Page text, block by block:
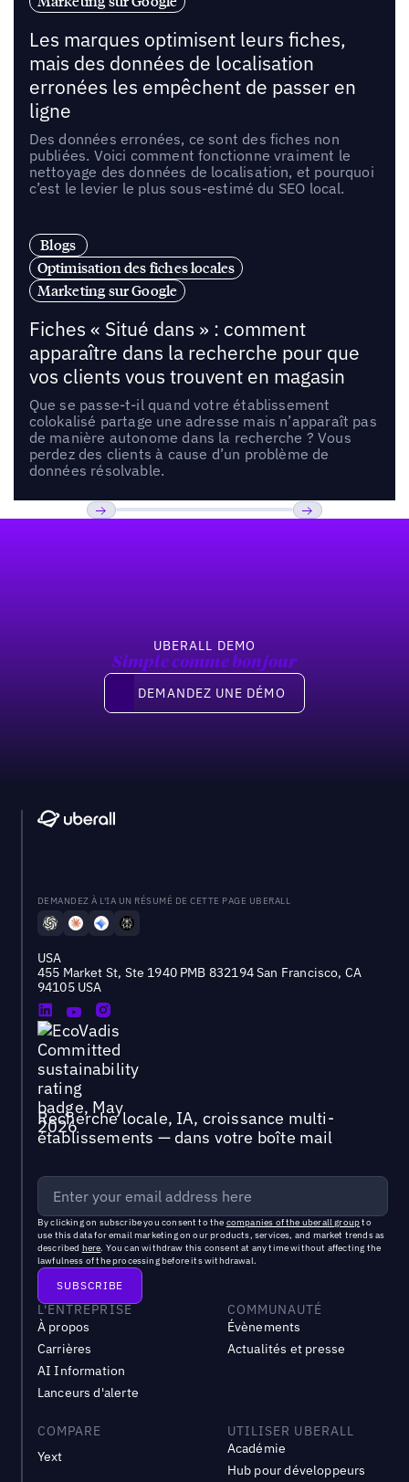
Les marques optimisent leurs fiches,
mais des données de localisation
erronées les empêchent de passer en
ligne
Des données erronées, ce sont des fiches non
publiées. Voici comment fonctionne vraiment le
nettoyage des données de localisation, et pourquoi
c’est le levier le plus sous-estimé du SEO local.
Blogs
Optimisation des fiches locales
Marketing sur Google
Fiches « Situé dans » : comment
apparaître dans la recherche pour que
vos clients vous trouvent en magasin
Que se passe-t-il quand votre établissement
colokalisé partage une adresse mais n’apparaît pas
de manière autonome dans la recherche ? Vous
perdez des clients à cause d’un problème de
données résolvable.
UBERALL DEMO
Simple comme bonjour
Demandez une démo
DEMANDEZ UNE DÉMO
DEMANDEZ À L'IA UN RÉSUMÉ DE CETTE PAGE UBERALL
USA
455 Market St, Ste 1940 PMB 832194 San Francisco, CA
94105 USA
Recherche locale, IA, croissance multi-
établissements — dans votre boîte mail
By clicking on subscribe you consent to the companies of the uberall groupto
use this data for email marketing on our products, services, and market trends as
described here. You can withdraw this consent at any time without affecting the
lawfulness of the processing before its withdrawal.
L'ENTREPRISE
À propos
Carrières
AI Information
Lanceurs d'alerte
COMMUNAUTÉ
Évènements
Actualités et presse
COMPARE
Yext
UTILISER UBERALL
Académie
Hub pour développeurs